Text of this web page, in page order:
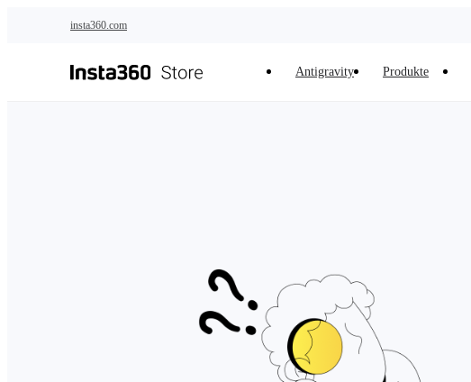
insta360.com
Antigravity Produkte